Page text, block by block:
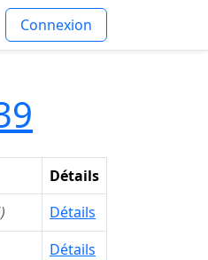
Connexion
Détails
Détails
Détails